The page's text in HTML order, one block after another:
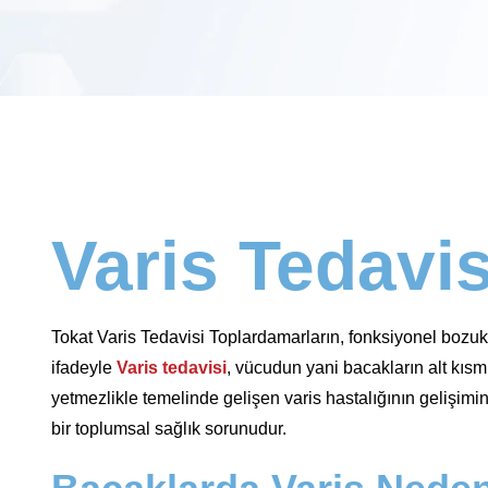
Varis
Tokat Varis Tedavisi Toplardamarların, fonksiyonel
ifadeyle Varis tedavisi, vücudun yani bacakların alt
yetmezlikle temelinde gelişen varis hastalığının
bir toplumsal sağlık sorunudur.